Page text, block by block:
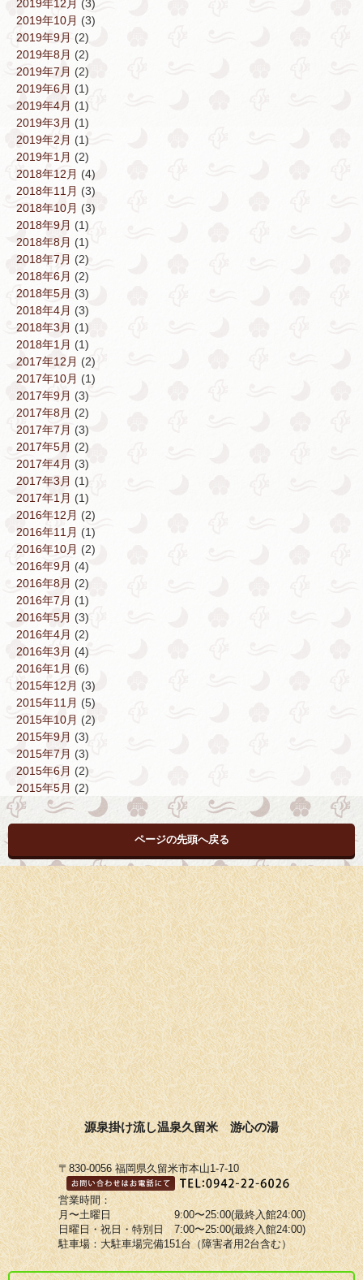
2019年12月 (3)
2019年10月 (3)
2019年9月 (2)
2019年8月 (2)
2019年7月 (2)
2019年6月 (1)
2019年4月 (1)
2019年3月 (1)
2019年2月 (1)
2019年1月 (2)
2018年12月 (4)
2018年11月 (3)
2018年10月 (3)
2018年9月 (1)
2018年8月 (1)
2018年7月 (2)
2018年6月 (2)
2018年5月 (3)
2018年4月 (3)
2018年3月 (1)
2018年1月 (1)
2017年12月 (2)
2017年10月 (1)
2017年9月 (3)
2017年8月 (2)
2017年7月 (3)
2017年5月 (2)
2017年4月 (3)
2017年3月 (1)
2017年1月 (1)
2016年12月 (2)
2016年11月 (1)
2016年10月 (2)
2016年9月 (4)
2016年8月 (2)
2016年7月 (1)
2016年5月 (3)
2016年4月 (2)
2016年3月 (4)
2016年1月 (6)
2015年12月 (3)
2015年11月 (5)
2015年10月 (2)
2015年9月 (3)
2015年7月 (3)
2015年6月 (2)
2015年5月 (2)
ページの先頭へ戻る
源泉掛け流し温泉久留米 游心の湯
〒830-0056 福岡県久留米市本山1-7-10
営業時間：
月〜土曜日 9:00〜25:00(最終入館24:00)
日曜日・祝日・特別日 7:00〜25:00(最終入館24:00)
駐車場：大駐車場完備151台（障害者用2台含む）